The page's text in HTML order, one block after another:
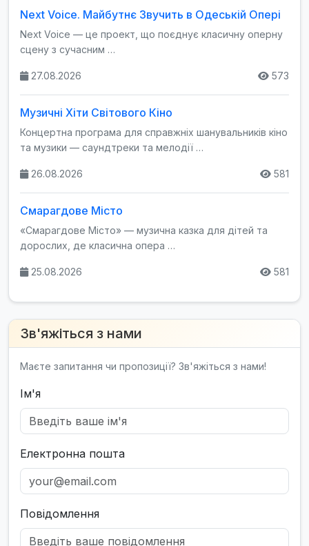
Next Voice. Майбутнє Звучить в Одеській Опері
Next Voice — це проект, що поєднує класичну оперну
сцену з сучасним …
27.08.2026 573
Музичні Хіти Світового Кіно
Концертна програма для справжніх шанувальників кіно
та музики — саундтреки та мелодії …
26.08.2026 581
Смарагдове Місто
«Смарагдове Місто» — музична казка для дітей та
дорослих, де класична опера …
25.08.2026 581
Зв'яжіться з нами
Маєте запитання чи пропозиції? Зв'яжіться з нами!
Ім'я
Електронна пошта
Повідомлення